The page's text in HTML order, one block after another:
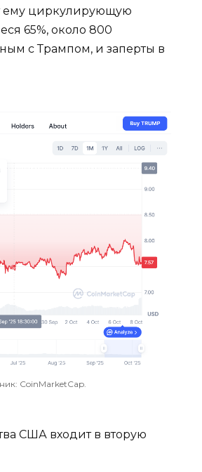
ему циркулирующую
65%, около 800
с Трампом, и заперты в
CoinMarketCap.
США входит в вторую